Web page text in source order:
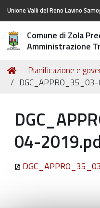
Unione Valli del Reno Lavino
Comune di Zola
Amministrazione
Tu
sei
Home
Pianificazione e
04-